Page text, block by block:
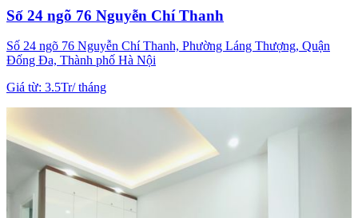
Số 24 ngõ 76 Nguyễn Chí Thanh
Số 24 ngõ 76 Nguyễn Chí Thanh, Phường Láng Thượng, Quận
Đống Đa, Thành phố Hà Nội
Giá từ: 3.5Tr/tháng